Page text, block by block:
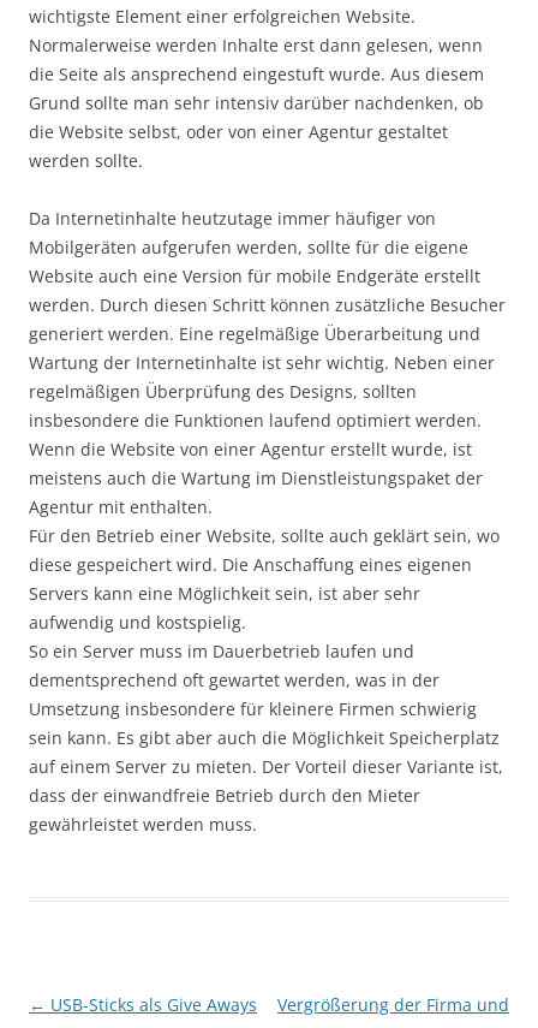
wichtigste Element einer erfolgreichen Website.
Normalerweise werden Inhalte erst dann gelesen, wenn
die Seite als ansprechend eingestuft wurde. Aus diesem
Grund sollte man sehr intensiv darüber nachdenken, ob
die Website selbst, oder von einer Agentur gestaltet
werden sollte.
Da Internetinhalte heutzutage immer häufiger von
Mobilgeräten aufgerufen werden, sollte für die eigene
Website auch eine Version für mobile Endgeräte erstellt
werden. Durch diesen Schritt können zusätzliche Besucher
generiert werden. Eine regelmäßige Überarbeitung und
Wartung der Internetinhalte ist sehr wichtig. Neben einer
regelmäßigen Überprüfung des Designs, sollten
insbesondere die Funktionen laufend optimiert werden.
Wenn die Website von einer Agentur erstellt wurde, ist
meistens auch die Wartung im Dienstleistungspaket der
Agentur mit enthalten.
Für den Betrieb einer Website, sollte auch geklärt sein, wo
diese gespeichert wird. Die Anschaffung eines eigenen
Servers kann eine Möglichkeit sein, ist aber sehr
aufwendig und kostspielig.
So ein Server muss im Dauerbetrieb laufen und
dementsprechend oft gewartet werden, was in der
Umsetzung insbesondere für kleinere Firmen schwierig
sein kann. Es gibt aber auch die Möglichkeit Speicherplatz
auf einem Server zu mieten. Der Vorteil dieser Variante ist,
dass der einwandfreie Betrieb durch den Mieter
gewährleistet werden muss.
Beitragsnavigation
← USB-Sticks als Give Aways
Vergrößerung der Firma und